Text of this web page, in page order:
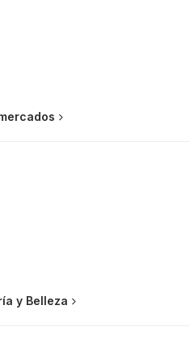
y Belleza